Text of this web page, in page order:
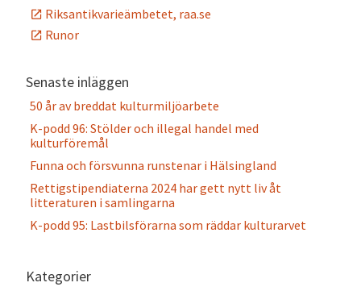
Riksantikvarieämbetet, raa.se
Runor
Senaste inläggen
50 år av breddat kulturmiljöarbete
K-podd 96: Stölder och illegal handel med
kulturföremål
Funna och försvunna runstenar i Hälsingland
Rettigstipendiaterna 2024 har gett nytt liv åt
litteraturen i samlingarna
K-podd 95: Lastbilsförarna som räddar kulturarvet
Kategorier